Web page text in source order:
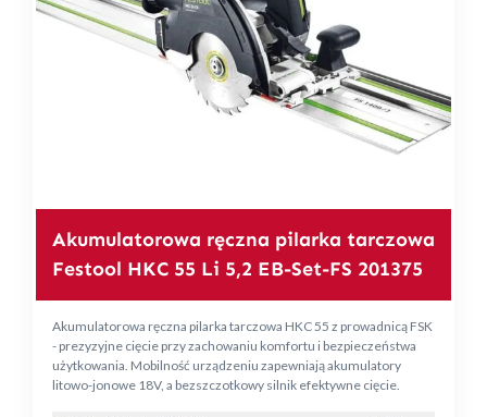
Akumulatorowa ręczna pilarka tarczowa
Festool HKC 55 Li 5,2 EB-Set-FS 201375
Akumulatorowa ręczna pilarka tarczowa HKC 55 z prowadnicą FSK
- prezyzyjne cięcie przy zachowaniu komfortu i bezpieczeństwa
użytkowania. Mobilność urządzeniu zapewniają akumulatory
litowo-jonowe 18V, a bezszczotkowy silnik efektywne cięcie.